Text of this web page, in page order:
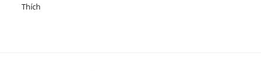
Thích